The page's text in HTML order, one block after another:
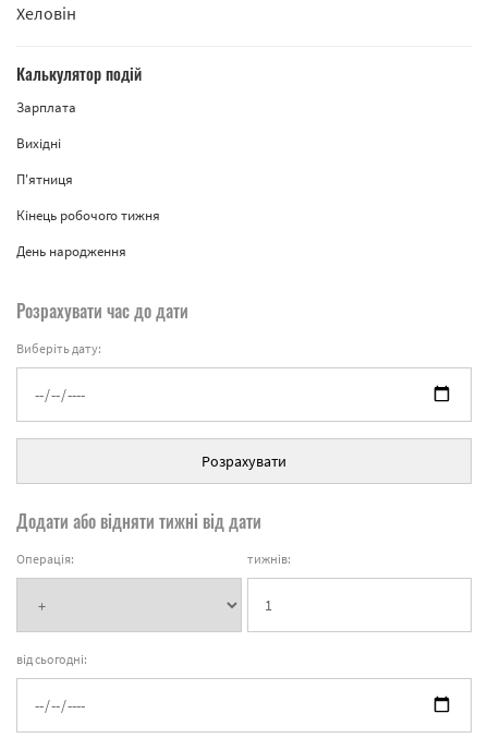
Хеловін
Калькулятор подій
Зарплата
Вихідні
П'ятниця
Кінець робочого тижня
День народження
Розрахувати час до дати
Виберіть дату:
Розрахувати
Додати або відняти тижні від дати
Операція: тижнів:
від сьогодні: